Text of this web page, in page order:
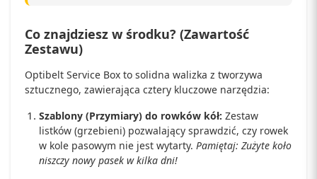
Co znajdziesz w środku? (Zawartość
Zestawu)
Optibelt Service Box to solidna walizka z tworzywa
sztucznego, zawierająca cztery kluczowe narzędzia:
Szablony (Przymiary) do rowków kół: Zestaw
listków (grzebieni) pozwalający sprawdzić, czy rowek
w kole pasowym nie jest wytarty. Pamiętaj: Zużyte koło
niszczy nowy pasek w kilka dni!